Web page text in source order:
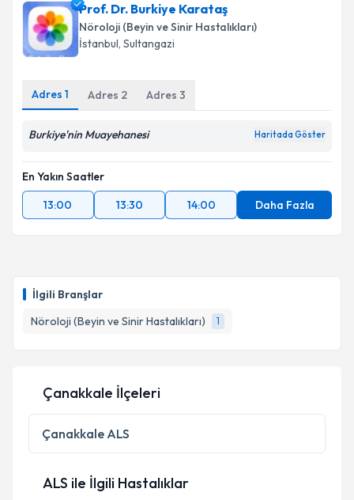
İlgili Branşlar
Nöroloji (Beyin ve Sinir Hastalıkları)
1
Prof. Dr. Burkiye Karataş
Nöroloji (Beyin ve Sinir Hastalıkları)
İstanbul, Sultangazi
Adres 1 Adres 2 Adres 3
Burkiye'nin Muayehanesi Haritada Göster
En Yakın Saatler
13:00
13:30 14:00 Daha Fazla
Çanakkale İlçeleri
Çanakkale ALS
ALS ile İlgili Hastalıklar